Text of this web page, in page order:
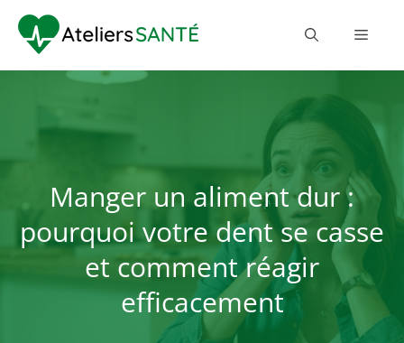
Manger un aliment dur :
pourquoi votre dent se casse
et comment réagir
efficacement